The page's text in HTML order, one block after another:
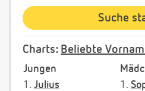
Charts: Beliebte
Jungen
1. Julius
1.